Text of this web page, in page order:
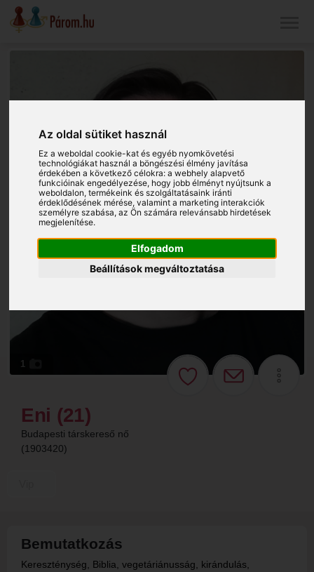
Az oldal sütiket használ
Ez a weboldal cookie-kat és egyéb nyomkövetési
technológiákat használ a böngészési élmény javítása
érdekében a következő célokra:a webhely alapvető
funkcióinak engedélyezése, hogy jobb élményt nyújtsunk a
weboldalon,termékeink és szolgáltatásaink iránti
érdeklődésének mérése, valamint a marketing interakciók
személyre szabása,az Ön számára relevánsabb hirdetések
megjelenítése.
Elfogadom
Beállítások megváltoztatása
1
Eni (21)
Budapesti társkereső nő
(1903420)
Bemutatkozás
Kereszténység, Biblia, vegetáriánusság, kirándulás,